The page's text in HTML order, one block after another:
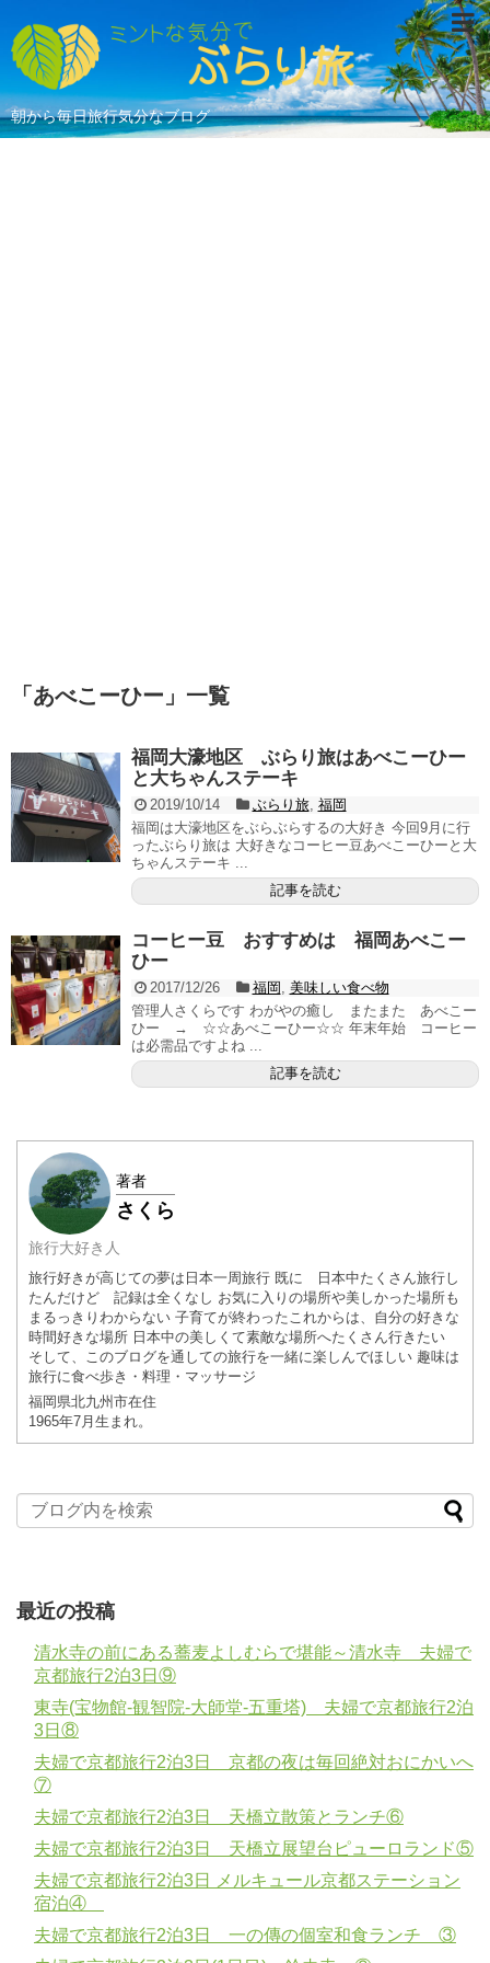
朝から毎日旅行気分なブログ
「 あべこーひー 」 一覧
福岡大濠地区 ぶらり旅はあべこーひー
と大ちゃんステーキ
2019/10/14 ぶらり旅, 福岡
福岡は大濠地区をぶらぶらするの大好き 今回9月に行
ったぶらり旅は 大好きなコーヒー豆あべこーひーと大
ちゃんステーキ ...
記事を読む
コーヒー豆 おすすめは 福岡あべこー
ひー
2017/12/26 福岡
美味しい食べ物
管理人さくらです わがやの癒し またまた あべこー
ひー → ☆☆あべこーひー☆☆ 年末年始 コーヒー
は必需品ですよね ...
記事を読む
著者
さくら
旅行大好き人
旅行好きが高じての夢は日本一周旅行 既に 日本中たくさん旅行し
たんだけど 記録は全くなし お気に入りの場所や美しかった場所も
まるっきりわからない 子育てが終わったこれからは、自分の好きな
時間好きな場所 日本中の美しくて素敵な場所へたくさん行きたい
そして、このブログを通しての旅行を一緒に楽しんでほしい 趣味は
旅行に食べ歩き・料理・マッサージ
福岡県北九州市在住
1965年7月 生まれ。
最近の投稿
清水寺の前にある蕎麦よしむらで堪能～清水寺 夫婦で
京都旅行2泊3日⑨
東寺(宝物館-観智院-大師堂-五重塔) 夫婦で京都旅行2泊
3日⑧
夫婦で京都旅行2泊3日 京都の夜は毎回絶対おにかいへ
⑦
夫婦で京都旅行2泊3日 天橋立散策とランチ⑥
夫婦で京都旅行2泊3日 天橋立展望台ピューロランド⑤
夫婦で京都旅行2泊3日 メルキュール京都ステーション
宿泊④
夫婦で京都旅行2泊3日 一の傳の個室和食ランチ ③